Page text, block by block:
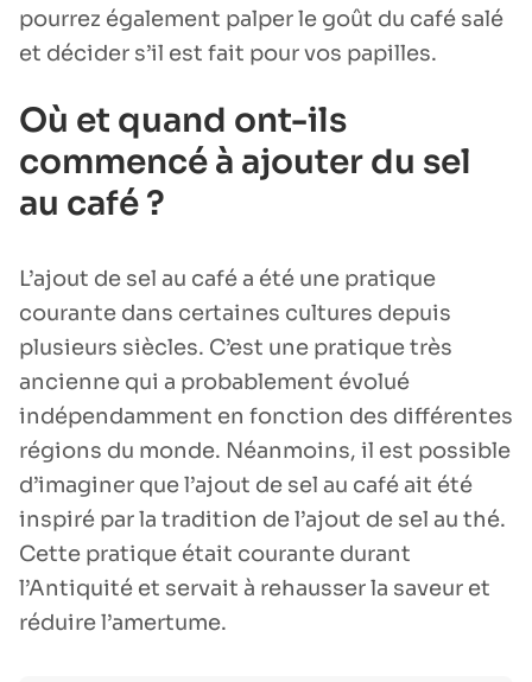
pourrez également palper le goût du café salé
et décider s’il est fait pour vos papilles.
Où et quand ont-ils
commencé à ajouter du sel
au café ?
L’ajout de sel au café a été une pratique
courante dans certaines cultures depuis
plusieurs siècles. C’est une pratique très
ancienne qui a probablement évolué
indépendamment en fonction des différentes
régions du monde. Néanmoins, il est possible
d’imaginer que l’ajout de sel au café ait été
inspiré par la tradition de l’ajout de sel au thé.
Cette pratique était courante durant
l’Antiquité et servait à rehausser la saveur et
réduire l’amertume.